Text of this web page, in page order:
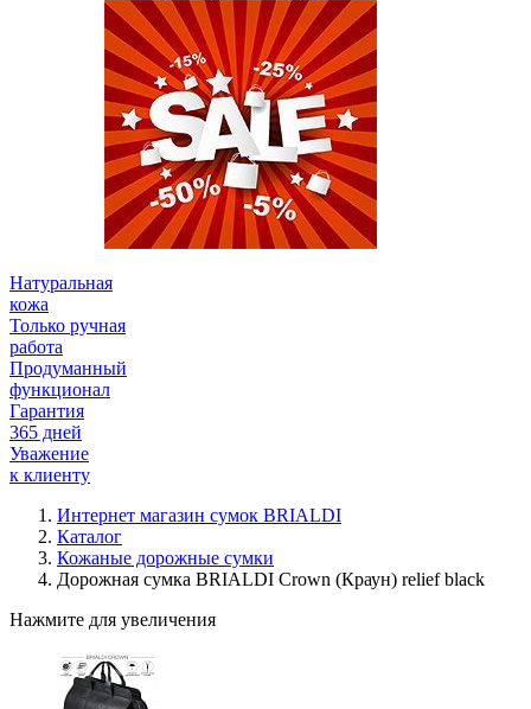
Натуральная
кожа
Только ручная
работа
Продуманный
функционал
Гарантия
365 дней
Уважение
к клиенту
Интернет магазин сумок BRIALDI
Каталог
Кожаные дорожные сумки
Дорожная сумка BRIALDI Crown (Краун) relief black
Нажмите для увеличения